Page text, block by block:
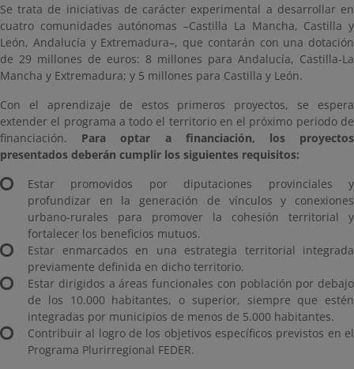
Se trata de iniciativas de carácter experimental a desarrollar en
cuatro comunidades autónomas –Castilla La Mancha, Castilla y
León, Andalucía y Extremadura–, que contarán con una dotación
de 29 millones de euros: 8 millones para Andalucía, Castilla-La
Mancha y Extremadura; y 5 millones para Castilla y León.
Con el aprendizaje de estos primeros proyectos, se espera
extender el programa a todo el territorio en el próximo periodo de
financiación. Para optar a financiación, los proyectos
presentados deberán cumplir los siguientes requisitos:
Estar promovidos por diputaciones provinciales y
profundizar en la generación de vínculos y conexiones
urbano-rurales para promover la cohesión territorial y
fortalecer los beneficios mutuos.
Estar enmarcados en una estrategia territorial integrada
previamente definida en dicho territorio.
Estar dirigidos a áreas funcionales con población por debajo
de los 10.000 habitantes, o superior, siempre que estén
integradas por municipios de menos de 5.000 habitantes.
Contribuir al logro de los objetivos específicos previstos en el
Programa Plurirregional FEDER.